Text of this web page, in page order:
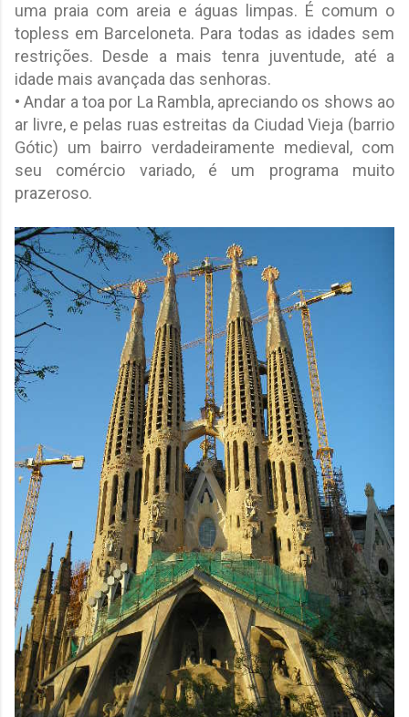
uma praia com areia e águas limpas. É comum o
topless em Barceloneta. Para todas as idades sem
restrições. Desde a mais tenra juventude, até a
idade mais avançada das senhoras.
• Andar a toa por La Rambla, apreciando os shows ao
ar livre, e pelas ruas estreitas da Ciudad Vieja (barrio
Gótic) um bairro verdadeiramente medieval, com
seu comércio variado, é um programa muito
prazeroso.